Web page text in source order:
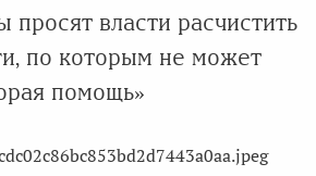
просят власти расчистить
по которым не может
помощь»